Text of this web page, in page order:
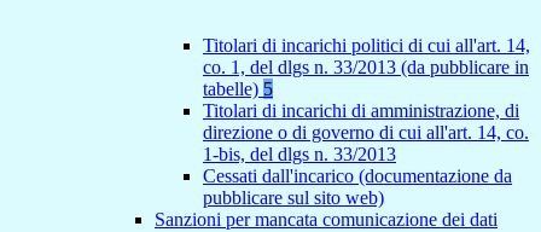
Titolari di incarichi politici di cui all'art. 14,
co. 1, del dlgs n. 33/2013 (da pubblicare in
tabelle) 5
Titolari di incarichi di amministrazione, di
direzione o di governo di cui all'art. 14, co.
1-bis, del dlgs n. 33/2013
Cessati dall'incarico (documentazione da
pubblicare sul sito web)
Sanzioni per mancata comunicazione dei dati